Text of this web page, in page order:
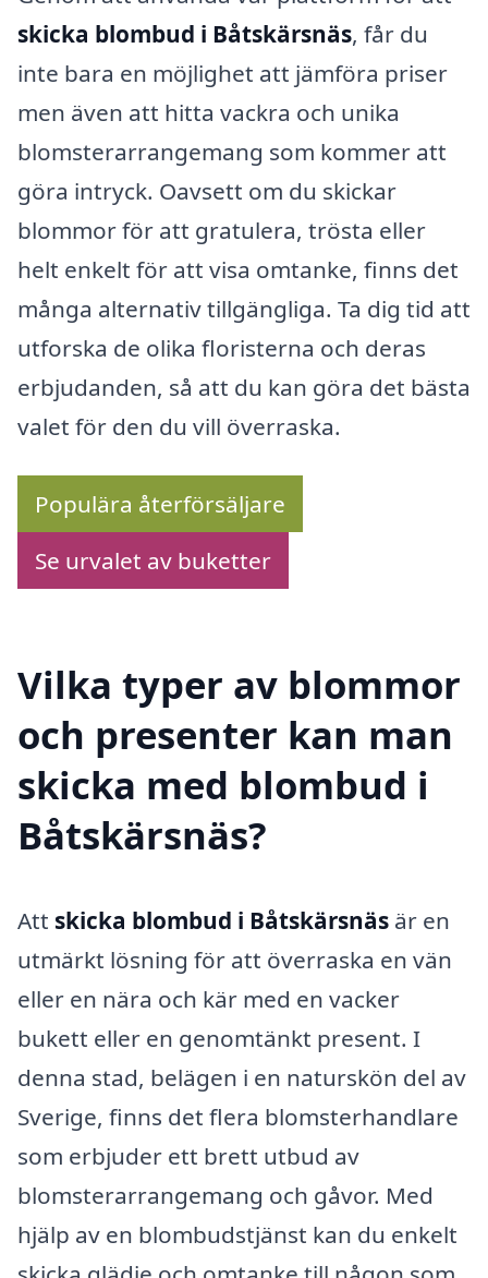
skicka blombud i Båtskärsnäs, får du
inte bara en möjlighet att jämföra priser
men även att hitta vackra och unika
blomsterarrangemang som kommer att
göra intryck. Oavsett om du skickar
blommor för att gratulera, trösta eller
helt enkelt för att visa omtanke, finns det
många alternativ tillgängliga. Ta dig tid att
utforska de olika floristerna och deras
erbjudanden, så att du kan göra det bästa
valet för den du vill överraska.
Populära återförsäljare
Se urvalet av buketter
Vilka typer av blommor
och presenter kan man
skicka med blombud i
Båtskärsnäs?
Att skicka blombud i Båtskärsnäs är en
utmärkt lösning för att överraska en vän
eller en nära och kär med en vacker
bukett eller en genomtänkt present. I
denna stad, belägen i en naturskön del av
Sverige, finns det flera blomsterhandlare
som erbjuder ett brett utbud av
blomsterarrangemang och gåvor. Med
hjälp av en blombudstjänst kan du enkelt